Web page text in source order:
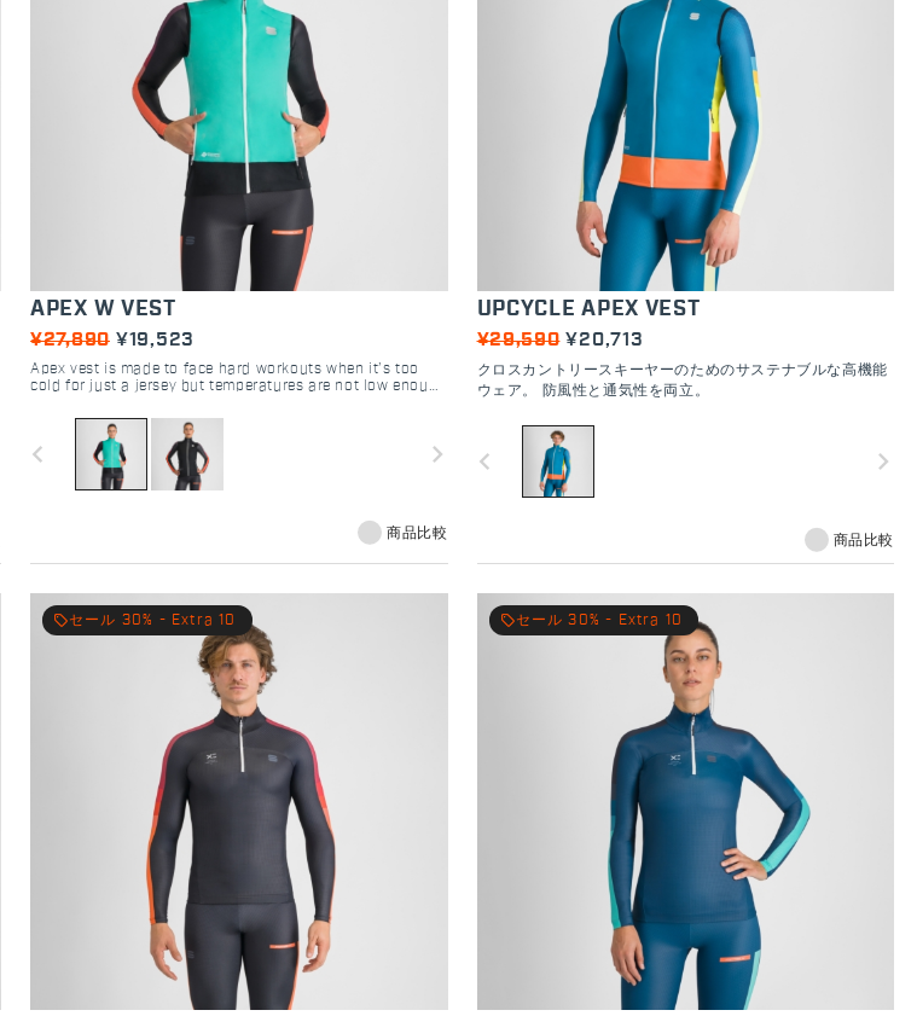
APEX W VEST
¥27,890 ¥19,523
Apex vest is made to face hard workouts when it’s too
cold for just a jersey but temperatures are not low enough
GORE-TEX INFINIUM™ fabric. The lighter fabric on the
back is designed to improve breathability.
navigate_before navigate_next
商品比較
UPCYCLE APEX VEST
¥29,590 ¥20,713
クロスカントリースキーヤーのためのサステナブルな高機能
ウェア。 防風性と通気性を両立。
navigate_before navigate_next
商品比較
local_offerセール 30% - Extra 10 local_offerセール 30% - Extra 10